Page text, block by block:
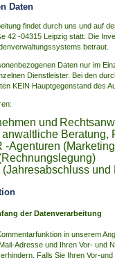
Daten
findet durch uns und auf
42 -04315 Leipzig statt. Die
betraut.
Daten nur im
Dienstleister. Bei den
KEIN Hauptgegenstand des
und
anwaltliche Beratung,
-Agenturen (
Rechnungslegung)
(Jahresabschluss und
der Datenverarbeitung
in unserem
Adresse und Ihren Vor- und
Falls Sie Ihren Vor-